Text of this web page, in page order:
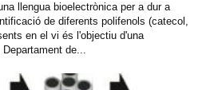
llengua bioelectrònica per a dur a
de diferents polifenols (catecol,
en el vi és l'objectiu d'una
de...